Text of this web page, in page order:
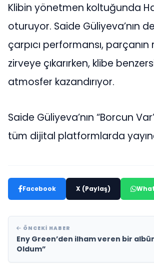
Klibin yönetmen koltuğunda
oturuyor. Saide Güliyeva’nın
çarpıcı performansı, parçanın
zirveye çıkarırken, klibe
atmosfer kazandırıyor.
Saide Güliyeva’nın “Borcun
tüm dijital platformlarda
Facebook X (Paylaş)
ÖNCEKI HABER
Eny Green’den ilham veren bir
Oldum”